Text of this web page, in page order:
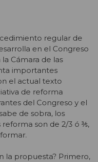
regular de
en el Congreso
Cámara de las
importantes
el actual texto
de reforma
del Congreso y el
de sobra, los
son de 2/3 ó ⅗,
la propuesta? Primero,